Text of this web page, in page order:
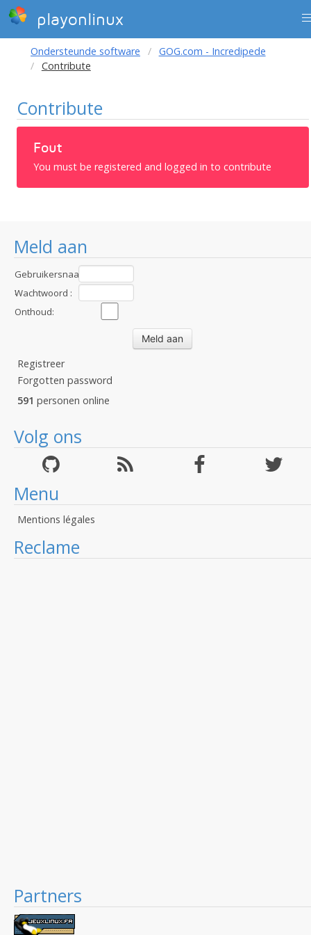
playonlinux
Meld aan
Gebruikersnaam
:Wachtwoord :
Onthoud:
Registreer
Forgotten password
591 personen online
Volg ons
Menu
Mentions légales
Reclame
Partners
Ondersteunde software
GOG.com - Incredipede
Contribute
Contribute
Fout
You must be registered and logged in to contribute